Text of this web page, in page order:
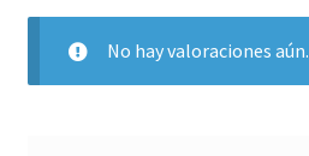
No hay valoraciones aún.